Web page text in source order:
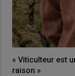
« Viticulteur est
raison »